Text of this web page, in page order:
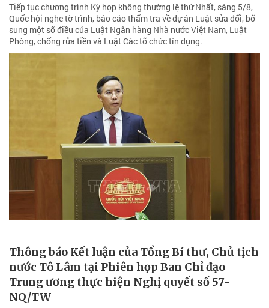
Tiếp tục chương trình Kỳ họp không thường lệ thứ Nhất, sáng 5/8,
Quốc hội nghe tờ trình, báo cáo thẩm tra về dự án Luật sửa đổi, bổ
sung một số điều của Luật Ngân hàng Nhà nước Việt Nam, Luật
Phòng, chống rửa tiền và Luật Các tổ chức tín dụng.
Thông báo Kết luận của Tổng Bí thư, Chủ tịch
nước Tô Lâm tại Phiên họp Ban Chỉ đạo
Trung ương thực hiện Nghị quyết số 57-
NQ/TW